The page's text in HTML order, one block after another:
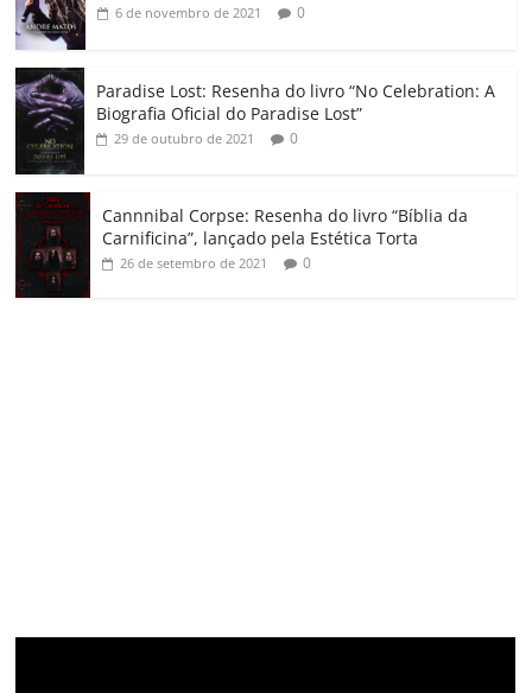
6 de novembro de 2021 0
Paradise Lost: Resenha do livro “No Celebration: A
Biografia Oficial do Paradise Lost”
29 de outubro de 2021 0
Cannnibal Corpse: Resenha do livro “Bíblia da
Carnificina”, lançado pela Estética Torta
26 de setembro de 2021 0